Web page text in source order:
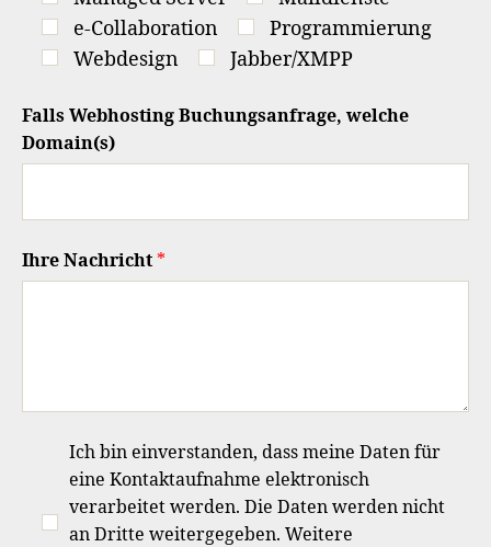
e-Collaboration
Programmierung
Webdesign
Jabber/XMPP
Falls Webhosting Buchungsanfrage, welche
Domain(s)
Ihre Nachricht *
Ich bin einverstanden, dass meine Daten für
eine Kontaktaufnahme elektronisch
verarbeitet werden. Die Daten werden nicht
an Dritte weitergegeben. Weitere